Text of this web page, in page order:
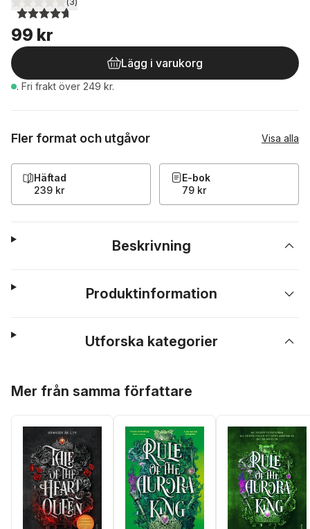
4,7utav 5 stjärnor. Totalt antal röster:
99 kr
Lägg i varukorg
. Fri frakt över 249 kr.
Fler format och utgåvor Visa alla
Häftad
239 kr
E-bok
79 kr
Beskrivning
Produktinformation
Utforska kategorier
Mer från samma författare